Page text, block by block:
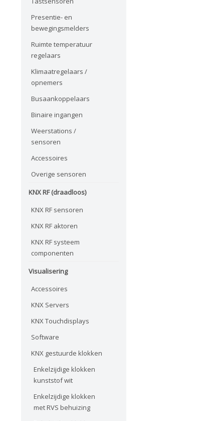
Presentie- en
bewegingsmelders
Ruimte temperatuur
regelaars
Klimaatregelaars /
opnemers
Busaankoppelaars
Binaire ingangen
Weerstations /
sensoren
Accessoires
Overige sensoren
KNX RF (draadloos)
KNX RF sensoren
KNX RF aktoren
KNX RF systeem
componenten
Visualisering
Accessoires
KNX Servers
KNX Touchdisplays
Software
KNX gestuurde klokken
Enkelzijdige klokken
kunststof wit
Enkelzijdige klokken
met RVS behuizing